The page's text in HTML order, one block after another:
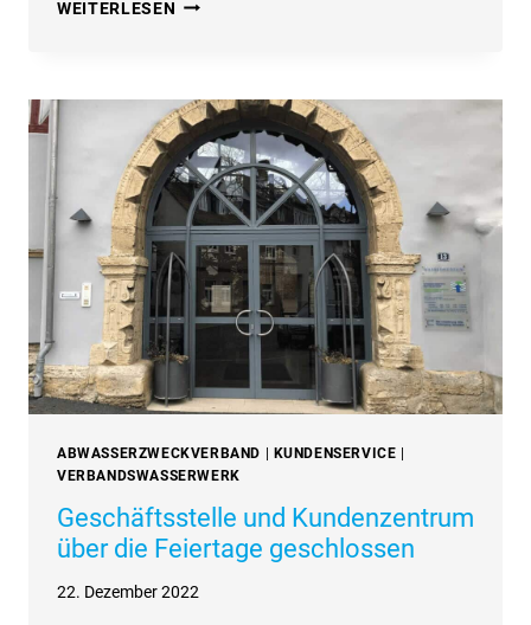
WEITERLESEN
AM
13.07.2023
NACHMITTAGS
GESCHLOSSEN
ABWASSERZWECKVERBAND KUNDENSERVICE
VERBANDSWASSERWERK
Geschäftsstelle und Kundenzentrum
über die Feiertage geschlossen
22. Dezember 2022